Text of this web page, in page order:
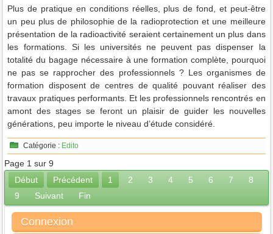
Plus de pratique en conditions réelles, plus de fond, et peut-être
un peu plus de philosophie de la radioprotection et une meilleure
présentation de la radioactivité seraient certainement un plus dans
les formations. Si les universités ne peuvent pas dispenser la
totalité du bagage nécessaire à une formation complète, pourquoi
ne pas se rapprocher des professionnels ? Les organismes de
formation disposent de centres de qualité pouvant réaliser des
travaux pratiques performants. Et les professionnels rencontrés en
amont des stages se feront un plaisir de guider les nouvelles
générations, peu importe le niveau d’étude considéré.
Catégorie : Edito
Page 1 sur 9
Début
Précédent 1 2 3 4 5 6 7
8
9
Suivant Fin
Connexion